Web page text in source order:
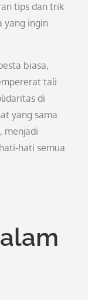
tips dan trik
yang ingin
biasa,
tali
di
yang sama.
menjadi
hati semua